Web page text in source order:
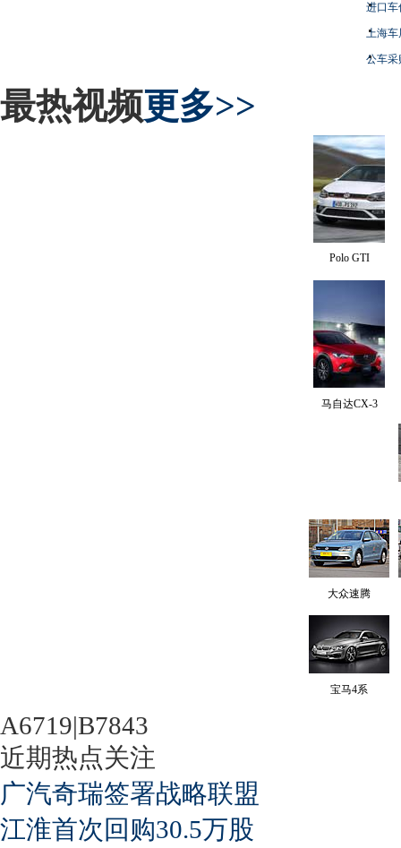
进口车
上海
公车采
最热视频更多>>
Polo GTI
马自达CX-3
大众速腾
宝马4系
A6719|B7843
近期热点关注
广汽奇瑞签署战略联盟
江淮首次回购30.5万股